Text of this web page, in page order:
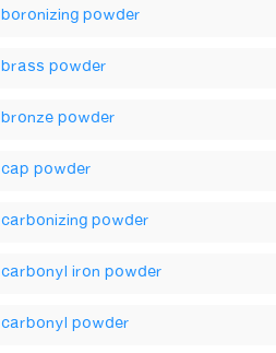
boronizing powder
brass powder
bronze powder
cap powder
carbonizing powder
carbonyl iron powder
carbonyl powder